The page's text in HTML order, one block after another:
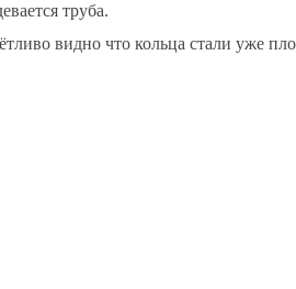
труба.
видно что кольца стали уже